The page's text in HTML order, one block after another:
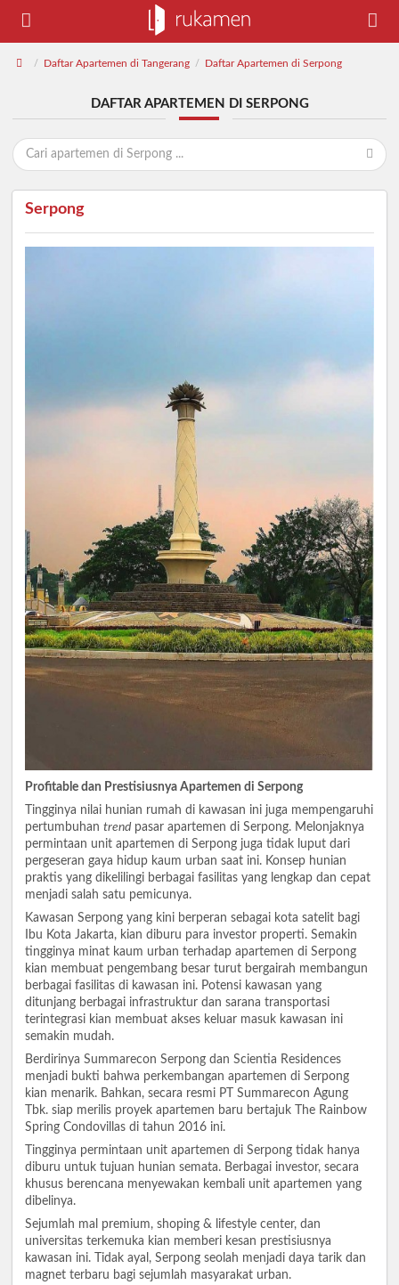
/ Daftar Apartemen di Tangerang / Daftar Apartemen di Serpong
DAFTAR APARTEMEN DI SERPONG
Serpong
Profitable dan Prestisiusnya Apartemen di Serpong
Tingginya nilai hunian rumah di kawasan ini juga mempengaruhi
pertumbuhan trend pasar apartemen di Serpong. Melonjaknya
permintaan unit apartemen di Serpong juga tidak luput dari
pergeseran gaya hidup kaum urban saat ini. Konsep hunian
praktis yang dikelilingi berbagai fasilitas yang lengkap dan cepat
menjadi salah satu pemicunya.
Kawasan Serpong yang kini berperan sebagai kota satelit bagi
Ibu Kota Jakarta, kian diburu para investor properti. Semakin
tingginya minat kaum urban terhadap apartemen di Serpong
kian membuat pengembang besar turut bergairah membangun
berbagai fasilitas di kawasan ini. Potensi kawasan yang
ditunjang berbagai infrastruktur dan sarana transportasi
terintegrasi kian membuat akses keluar masuk kawasan ini
semakin mudah.
Berdirinya Summarecon Serpong dan Scientia Residences
menjadi bukti bahwa perkembangan apartemen di Serpong
kian menarik. Bahkan, secara resmi PT Summarecon Agung
Tbk. siap merilis proyek apartemen baru bertajuk The Rainbow
Spring Condovillas di tahun 2016 ini.
Tingginya permintaan unit apartemen di Serpong tidak hanya
diburu untuk tujuan hunian semata. Berbagai investor, secara
khusus berencana menyewakan kembali unit apartemen yang
dibelinya.
Sejumlah mal premium, shoping & lifestyle center, dan
universitas terkemuka kian memberi kesan prestisiusnya
kawasan ini. Tidak ayal, Serpong seolah menjadi daya tarik dan
magnet terbaru bagi sejumlah masyarakat urban.